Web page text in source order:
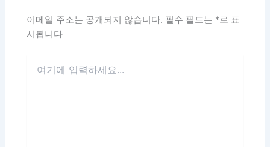
이메일 주소는 공개되지 않습니다. 필수 필드는 *로 표
시됩니다